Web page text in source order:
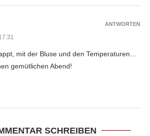
mit der Bluse und den Temperaturen…
gemütlichen Abend!
ANTWORTEN
SCHREIBEN